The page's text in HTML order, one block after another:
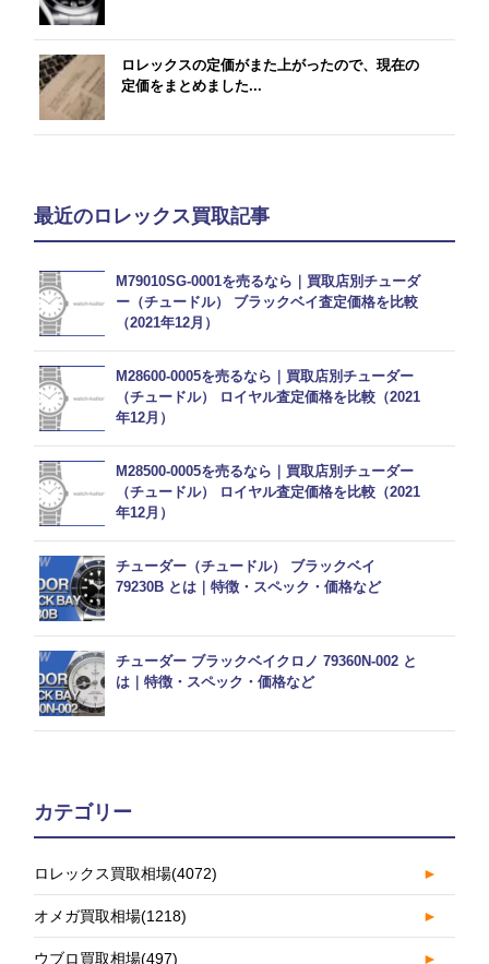
ロレックスの定価がまた上がったので、現在の
定価をまとめました...
最近のロレックス買取記事
M79010SG-0001を売るなら｜買取店別チューダ
ー（チュードル） ブラックベイ査定価格を比較
（2021年12月）
M28600-0005を売るなら｜買取店別チューダー
（チュードル） ロイヤル査定価格を比較（2021
年12月）
M28500-0005を売るなら｜買取店別チューダー
（チュードル） ロイヤル査定価格を比較（2021
年12月）
チューダー（チュードル） ブラックベイ
79230B とは｜特徴・スペック・価格など
チューダー ブラックベイクロノ 79360N-002 と
は｜特徴・スペック・価格など
カテゴリー
ロレックス買取相場(4072) ►
オメガ買取相場(1218) ►
ウブロ買取相場(497) ►